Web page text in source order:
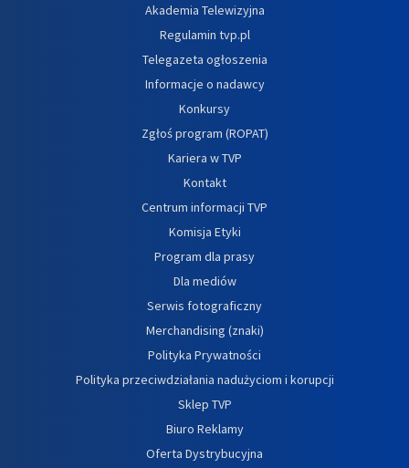
Akademia Telewizyjna
Regulamin tvp.pl
Telegazeta ogłoszenia
Informacje o nadawcy
Konkursy
Zgłoś program (ROPAT)
Kariera w TVP
Kontakt
Centrum informacji TVP
Komisja Etyki
Program dla prasy
Dla mediów
Serwis fotograficzny
Merchandising (znaki)
Polityka Prywatności
Polityka przeciwdziałania nadużyciom i korupcji
Sklep TVP
Biuro Reklamy
Oferta Dystrybucyjna